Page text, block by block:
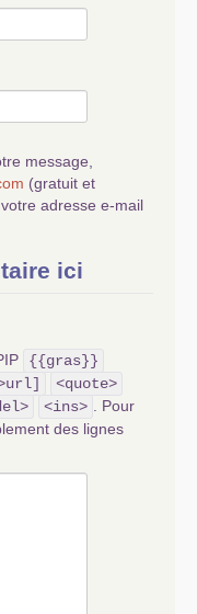
message,
(gratuit et
adresse e-mail
ici
{{gras}}
<quote>
<ins>
. Pour
des lignes